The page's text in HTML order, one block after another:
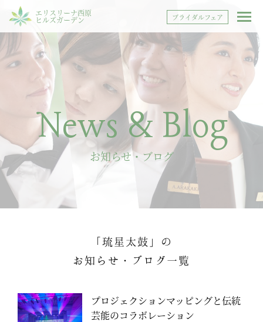
エリスリーナ西原
ヒルズガーデン ブライダルフェア
News & Blog
お知らせ・ブログ
「琉星太鼓」の
お知らせ・ブログ一覧
プロジェクションマッピングと伝統
芸能のコラボレーション